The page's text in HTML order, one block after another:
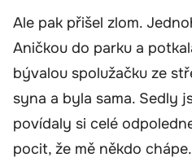
Ale pak přišel zlom.
Aničkou do parku a
bývalou spolužačku ze
syna a byla sama. Sedly
povídaly si celé
pocit, že mě někdo chápe.